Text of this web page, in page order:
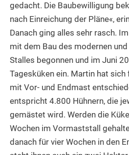
gedacht. Die Baubewilligung
nach Einreichung der Pläne«,
Danach ging alles sehr rasch.
mit dem Bau des modernen
Stalles begonnen und im Juni
Tagesküken ein. Martin hat
mit Vor- und Endmast
entspricht 4.800 Hühnern, die
gemästet wird. Werden die
Wochen im Vormaststall
danach für vier Wochen in den